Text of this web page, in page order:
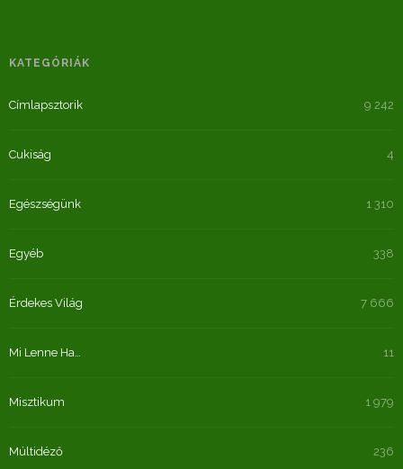
KATEGÓRIÁK
Címlapsztorik 9 242
Cukiság 4
Egészségünk 1 310
Egyéb 338
Érdekes Világ 7 666
Mi Lenne Ha… 11
Misztikum 1 979
Múltidéző 236